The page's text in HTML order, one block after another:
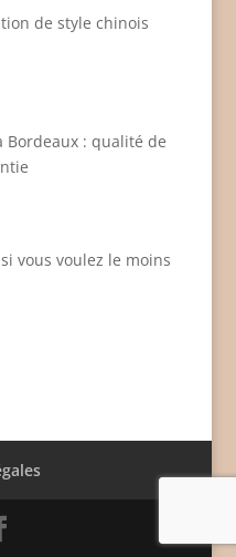
de style chinois
Bordeaux : qualité de
vous voulez le moins